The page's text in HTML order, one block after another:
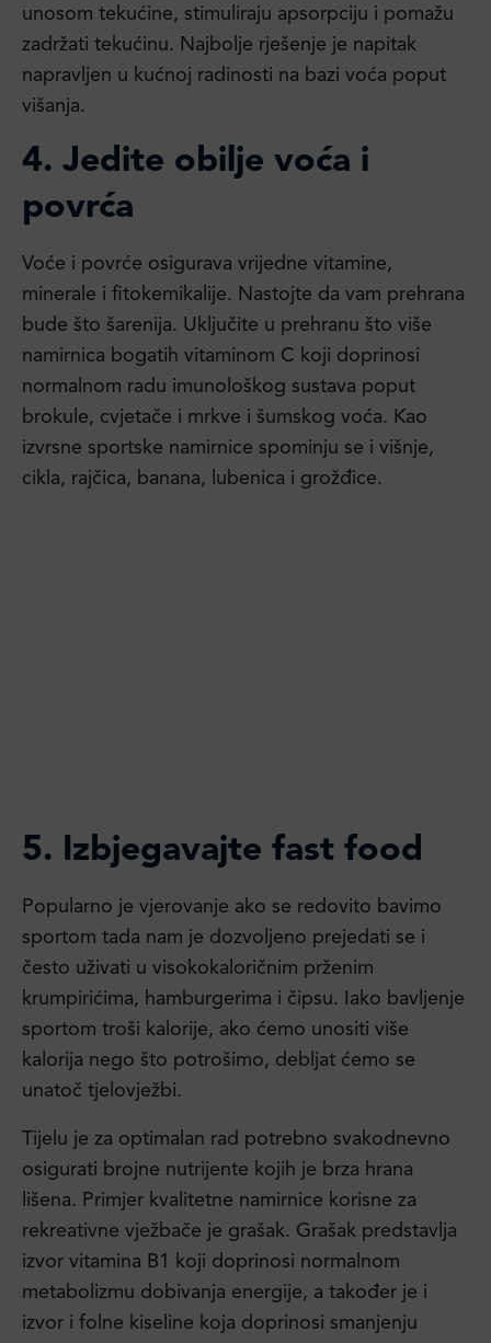
unosom tekućine, stimuliraju apsorpciju i pomažu
zadržati tekućinu. Najbolje rješenje je napitak
napravljen u kućnoj radinosti na bazi voća poput
višanja.
4. Jedite obilje voća i
povrća
Voće i povrće osigurava vrijedne vitamine,
minerale i fitokemikalije. Nastojte da vam prehrana
bude što šarenija. Uključite u prehranu što više
namirnica bogatih vitaminom C koji doprinosi
normalnom radu imunološkog sustava poput
brokule, cvjetače i mrkve i šumskog voća. Kao
izvrsne sportske namirnice spominju se i višnje,
cikla, rajčica, banana, lubenica i grožđice.
5. Izbjegavajte fast food
Popularno je vjerovanje ako se redovito bavimo
sportom tada nam je dozvoljeno prejedati se i
često uživati u visokokaloričnim prženim
krumpirićima, hamburgerima i čipsu. Iako bavljenje
sportom troši kalorije, ako ćemo unositi više
kalorija nego što potrošimo, debljat ćemo se
unatoč tjelovježbi.
Tijelu je za optimalan rad potrebno svakodnevno
osigurati brojne nutrijente kojih je brza hrana
lišena. Primjer kvalitetne namirnice korisne za
rekreativne vježbače je grašak. Grašak predstavlja
izvor vitamina B1 koji doprinosi normalnom
metabolizmu dobivanja energije, a također je i
izvor i folne kiseline koja doprinosi smanjenju